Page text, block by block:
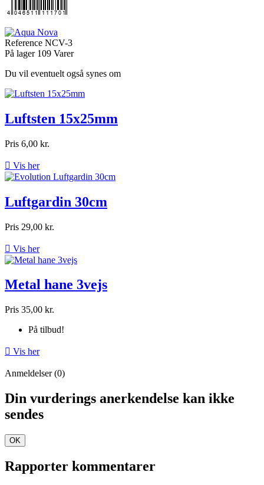
Reference NCV-3
På lager 109 Varer
Du vil eventuelt også synes om
Luftsten 15x25mm
Pris 6,00 kr.
 Vis her
Luftgardin 30cm
Pris 29,00 kr.
 Vis her
Metal hane 3vejs
Pris 35,00 kr.
På tilbud!
 Vis her
Anmeldelser (0)
Din vurderings anerkendelse kan ikke
sendes
OK
Rapporter kommentarer